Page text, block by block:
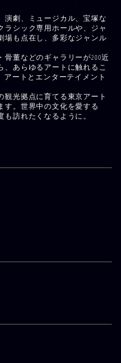
演劇、ミュージカル、宝塚な
ラシック専用ホールや、ジャ
場も点在し、多彩なジャンル
董などのギャラリーが200近
、あらゆるアートに触れるこ
アートとエンターテイメント
光拠点に育てる東京アート
す。世界中の文化を愛する
訪れたくなるように。